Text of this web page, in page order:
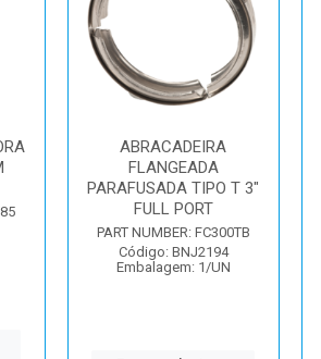
ABRACADEIRA
FLANGEADA
PARAFUSADA TIPO T 3"
FULL PORT
PART NUMBER: FC300TB
Código: BNJ2194
Embalagem: 1/UN